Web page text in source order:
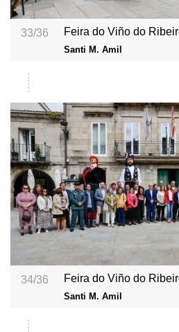
33/36 Feira do Viño do
Santi M. Amil
34/36 Feira do Viño do
Santi M. Amil